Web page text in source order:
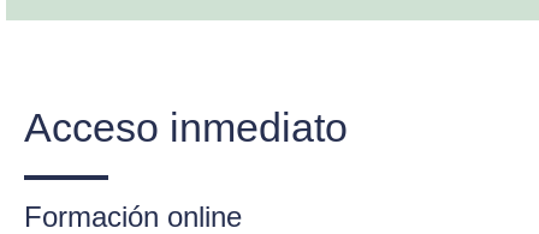
Acceso inmediato
Formación online